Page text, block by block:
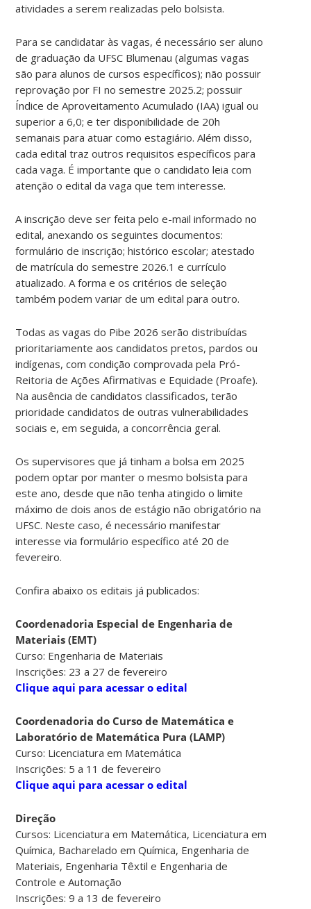
atividades a serem realizadas pelo bolsista.
Para se candidatar às vagas, é necessário ser aluno
de graduação da UFSC Blumenau (algumas vagas
são para alunos de cursos específicos); não possuir
reprovação por FI no semestre 2025.2; possuir
Índice de Aproveitamento Acumulado (IAA) igual ou
superior a 6,0; e ter disponibilidade de 20h
semanais para atuar como estagiário. Além disso,
cada edital traz outros requisitos específicos para
cada vaga. É importante que o candidato leia com
atenção o edital da vaga que tem interesse.
A inscrição deve ser feita pelo e-mail informado no
edital, anexando os seguintes documentos:
formulário de inscrição; histórico escolar; atestado
de matrícula do semestre 2026.1 e currículo
atualizado. A forma e os critérios de seleção
também podem variar de um edital para outro.
Todas as vagas do Pibe 2026 serão distribuídas
prioritariamente aos candidatos pretos, pardos ou
indígenas, com condição comprovada pela Pró-
Reitoria de Ações Afirmativas e Equidade (Proafe).
Na ausência de candidatos classificados, terão
prioridade candidatos de outras vulnerabilidades
sociais e, em seguida, a concorrência geral.
Os supervisores que já tinham a bolsa em 2025
podem optar por manter o mesmo bolsista para
este ano, desde que não tenha atingido o limite
máximo de dois anos de estágio não obrigatório na
UFSC. Neste caso, é necessário manifestar
interesse via formulário específico até 20 de
fevereiro.
Confira abaixo os editais já publicados:
Coordenadoria Especial de Engenharia de
Materiais (EMT)
Curso: Engenharia de Materiais
Inscrições: 23 a 27 de fevereiro
Clique aqui para acessar o edital
Coordenadoria do Curso de Matemática e
Laboratório de Matemática Pura (LAMP)
Curso: Licenciatura em Matemática
Inscrições: 5 a 11 de fevereiro
Clique aqui para acessar o edital
Direção
Cursos: Licenciatura em Matemática, Licenciatura em
Química, Bacharelado em Química, Engenharia de
Materiais, Engenharia Têxtil e Engenharia de
Controle e Automação
Inscrições: 9 a 13 de fevereiro